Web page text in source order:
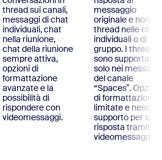
thread sui canali,
messaggi di chat
individuali, chat
nella riunione,
chat della riunione
sempre attiva,
opzioni di
formattazione
avanzate e la
possibilità di
rispondere con
videomessaggi.
messaggio
originale e non in
thread nelle chat
individuali o di
gruppo. I thread
sono supportati
solo nei messaggi
del canale
“Spaces”. Opzioni
di formattazione
limitate e nessun
supporto per la
risposta tramite
videomessaggi.